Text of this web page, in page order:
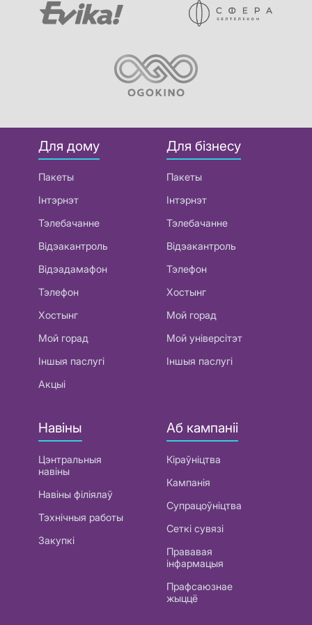
Для дому
Пакеты
Інтэрнэт
Тэлебачанне
Відэакантроль
Відэадамафон
Тэлефон
Хостынг
Мой горад
Іншыя паслугі
Акцыі
Для бізнесу
Пакеты
Інтэрнэт
Тэлебачанне
Відэакантроль
Тэлефон
Хостынг
Мой горад
Мой універсітэт
Іншыя паслугі
Навіны
Цэнтральныя
навіны
Навіны філіялаў
Тэхнічныя работы
Закупкі
Аб кампаніі
Кіраўніцтва
Кампанія
Супрацоўніцтва
Сеткі сувязі
Прававая
інфармацыя
Прафсаюзнае
жыццё